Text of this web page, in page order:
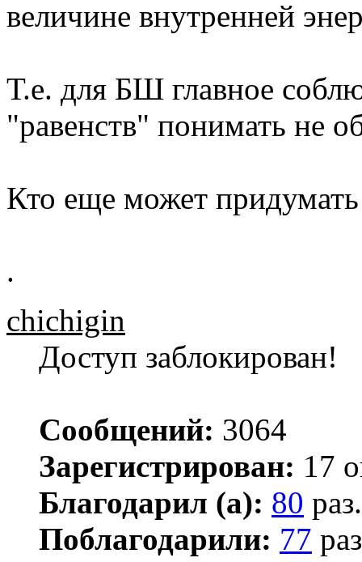
величине внутренней
Т.е. для БШ главное
"равенств" понимать не
Кто еще может
.
chichigin
Доступ заблокирован!
Сообщений: 3064
Зарегистрирован: 17
Благодарил (а): 80 раз.
Поблагодарили: 77